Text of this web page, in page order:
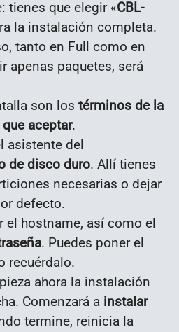
tienes que elegir «CBL-
la instalación completa.
tanto en Full como en
apenas paquetes, será
son los términos de la
aceptar.
asistente del
de disco duro. Allí tienes
necesarias o dejar
defecto.
el hostname, así como el
. Puedes poner el
recuérdalo.
ahora la instalación
Comenzará a instalar
termine, reinicia la